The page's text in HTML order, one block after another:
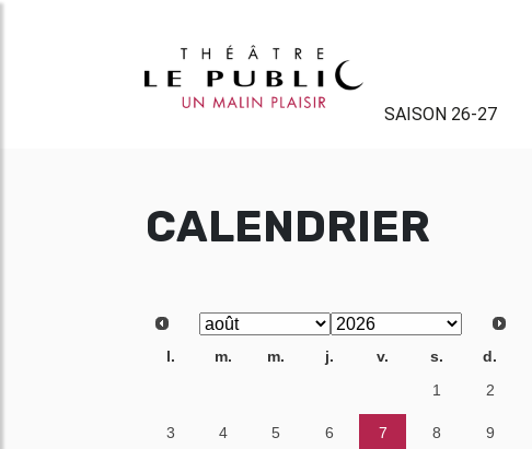
SAISON 26-27
CALENDRIER
l. m. m. j. v. s.
d.
1 2
3 4 5 6 7 8 9